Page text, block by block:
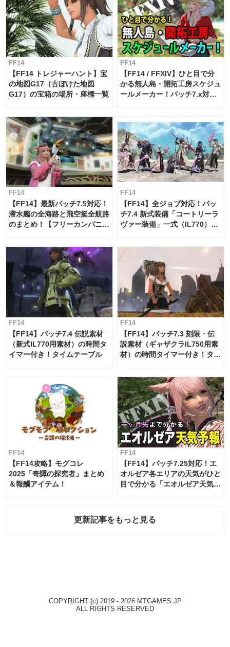
FF14
【FF14 トレジャーハント】宝
の地図G17（古ぼけた地図
G17）の宝箱の場所・座標一覧
FF14
【FF14 / FFXIV】ひと目で分
かる無人島・開拓工房スケジュ
ールメーカー！パッチ7.x対応
FF14
【FF14】最新パッチ7.5対応！
潜水艦の全海路と飛空挺全航路
のまとめ！【フリーカンパニ
FF14
【FF14】全ジョブ対応！パッ
チ7.4 新式装備「コートリーラ
ヴァー装備」一式（IL770）の
FF14
【FF14】パッチ7.4 伝説素材
（新式IL770用素材）の時間タ
イマー付き！タイムテーブル
FF14
【FF14】パッチ7.3 刻限・伝
説素材（ギャザクラIL750用素
材）の時間タイマー付き！タイ
FF14
【FF14攻略】モグコレ
2025「奇譚の探究者」まとめ
＆報酬アイテム！
FF14
【FF14】パッチ7.25対応！エ
オルゼア各エリアの天気がひと
目で分かる「エオルゼア天気予
更新記事をもっと見る
COPYRIGHT (c) 2019 - 2026 MTGAMES.JP
ALL RIGHTS RESERVED